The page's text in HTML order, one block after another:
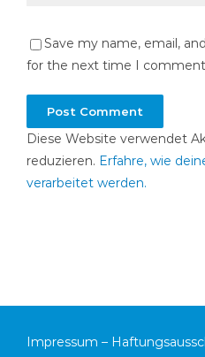
Save my name, email,
for the next time I
Diese Website verwendet
reduzieren. Erfahre, wie
verarbeitet werden.
Impressum –